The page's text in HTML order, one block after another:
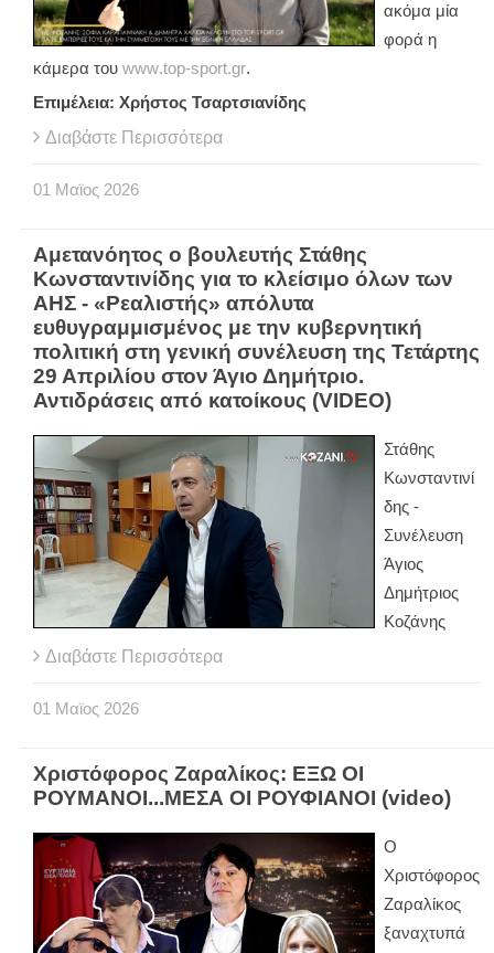
ακόμα μία
φορά η
κάμερα του www.top-sport.gr.
Επιμέλεια: Χρήστος Τσαρτσιανίδης
Διαβάστε Περισσότερα
01 Μαϊος 2026
Αμετανόητος ο βουλευτής Στάθης
Κωνσταντινίδης για το κλείσιμο όλων των
ΑΗΣ - «Ρεαλιστής» απόλυτα
ευθυγραμμισμένος με την κυβερνητική
πολιτική στη γενική συνέλευση της Τετάρτης
29 Απριλίου στον Άγιο Δημήτριο.
Αντιδράσεις από κατοίκους (VIDEO)
Στάθης
Κωνσταντινί
δης -
Συνέλευση
Άγιος
Δημήτριος
Κοζάνης
Διαβάστε Περισσότερα
01 Μαϊος 2026
Χριστόφορος Ζαραλίκος: ΕΞΩ ΟΙ
ΡΟΥΜΑΝΟΙ...ΜΕΣΑ ΟΙ ΡΟΥΦΙΑΝΟΙ (video)
Ο
Χριστόφορος
Ζαραλίκος
ξαναχτυπά